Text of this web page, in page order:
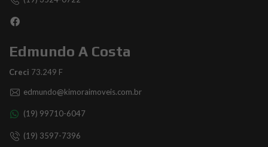
Edmundo A Costa
Creci 73.249 F
edmundo@kimoraimoveis.com.br
(19) 99710-6047
(19) 3597-7396